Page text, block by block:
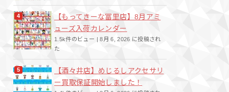
【もってきーな冨里店】8月アミ
ューズ入荷カレンダー
1.5k件のビュー |8月 6, 2026 に投稿され
た
【酒々井店】めじるしアクセサリ
ー買取保証開始しました！